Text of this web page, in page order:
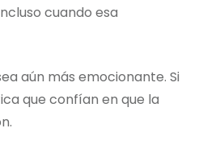
cuando esa
aún más emocionante. Si
que confían en que la